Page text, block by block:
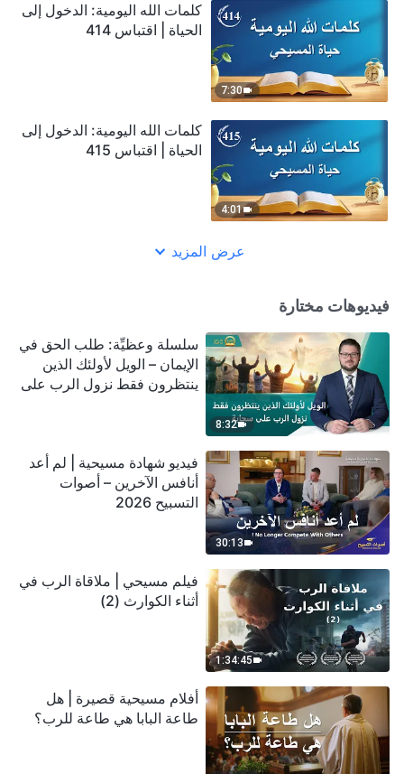
7:30
كلمات الله اليومية: الدخول إلى
الحياة | اقتباس 414
4:01
كلمات الله اليومية: الدخول إلى
الحياة | اقتباس 415
عرض المزيد
فيديوهات مختارة
8:32
سلسلة وعظيِّة: طلب الحق في
الإيمان – الويل لأولئك الذين
ينتظرون فقط نزول الرب على
30:13
فيديو شهادة مسيحية | لم أعد
أنافس الآخرين – أصوات
التسبيح 2026
1:34:45
فيلم مسيحي | ملاقاة الرب في
أثناء الكوارث (2)
أفلام مسيحية قصيرة | هل
طاعة البابا هي طاعة للرب؟